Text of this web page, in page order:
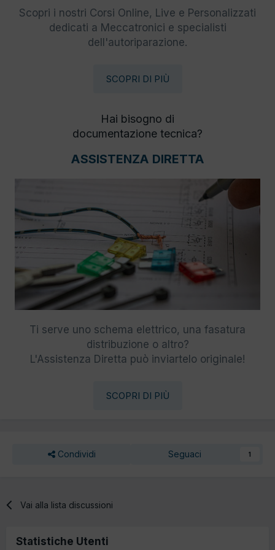
Scopri i nostri Corsi Online, Live e Personalizzati
dedicati a Meccatronici e specialisti
dell'autoriparazione.
SCOPRI DI PIÙ
Hai bisogno di
documentazione tecnica?
ASSISTENZA DIRETTA
Ti serve uno schema elettrico, una fasatura
distribuzione o altro?
L'Assistenza Diretta può inviartelo originale!
SCOPRI DI PIÙ
Condividi Seguaci 1
Vai alla lista discussioni
Statistiche Utenti